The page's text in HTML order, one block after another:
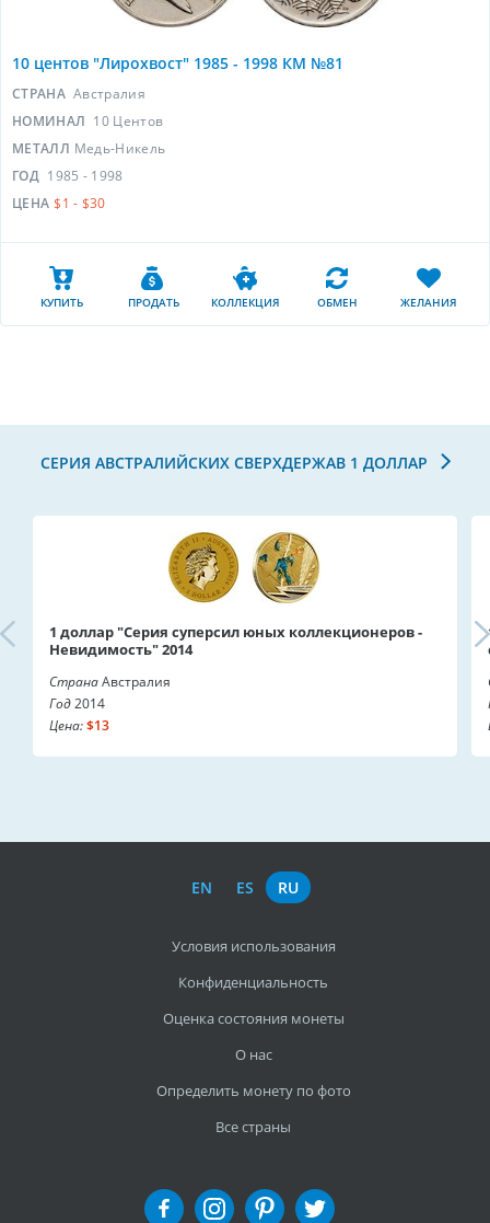
10 центов "Лирохвост" 1985 - 1998 КМ №81
СТРАНА Австралия
НОМИНАЛ 10 Центов
МЕТАЛЛ Медь-Никель
ГОД 1985 - 1998
ЦЕНА $1 - $30
КУПИТЬ ПРОДАТЬ КОЛЛЕКЦИЯ ОБМЕН ЖЕЛАНИЯ
СЕРИЯ АВСТРАЛИЙСКИХ СВЕРХДЕРЖАВ 1 ДОЛЛАР
1 доллар "Серия суперсил юных коллекционеров -
Невидимость" 2014
СтранаАвстралия
Год2014
Цена:$13
EN ES RU
Условия использования
Конфиденциальность
Оценка состояния монеты
О нас
Определить монету по фото
Все страны